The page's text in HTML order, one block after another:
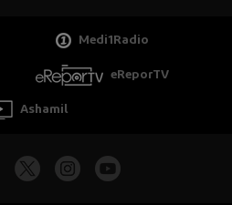
Medi1Radio
eReporTV
Ashamil